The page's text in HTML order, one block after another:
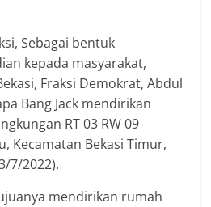
Sebagai bentuk
kepada masyarakat,
Fraksi Demokrat, Abdul
Bang Jack mendirikan
RT 03 RW 09
Kecamatan Bekasi Timur,
7/2022).
mendirikan rumah